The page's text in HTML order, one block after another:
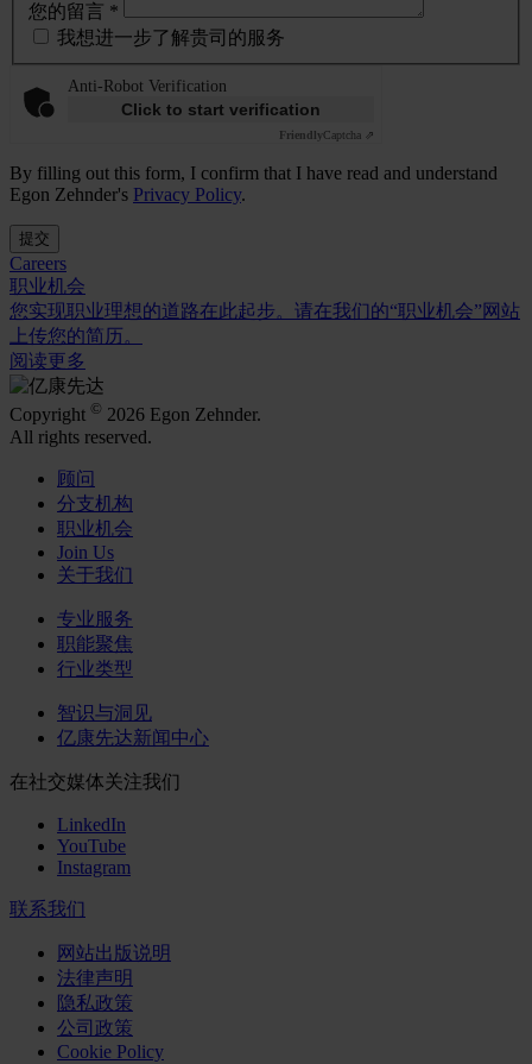
您的留言 *
我想进一步了解贵司的服务
Anti-Robot Verification
Click to start verification
FriendlyCaptcha ⇗
By filling out this form, I confirm that I have read and understand
Egon Zehnder's Privacy Policy.
提交
Careers
职业机会
您实现职业理想的道路在此起步。请在我们的“职业机会”网站
上传您的简历。
阅读更多
Copyright © 2026 Egon Zehnder.
All rights reserved.
顾问
分支机构
职业机会
Join Us
关于我们
专业服务
职能聚焦
行业类型
智识与洞见
亿康先达新闻中心
在社交媒体关注我们
LinkedIn
YouTube
Instagram
联系我们
网站出版说明
法律声明
隐私政策
公司政策
Cookie Policy